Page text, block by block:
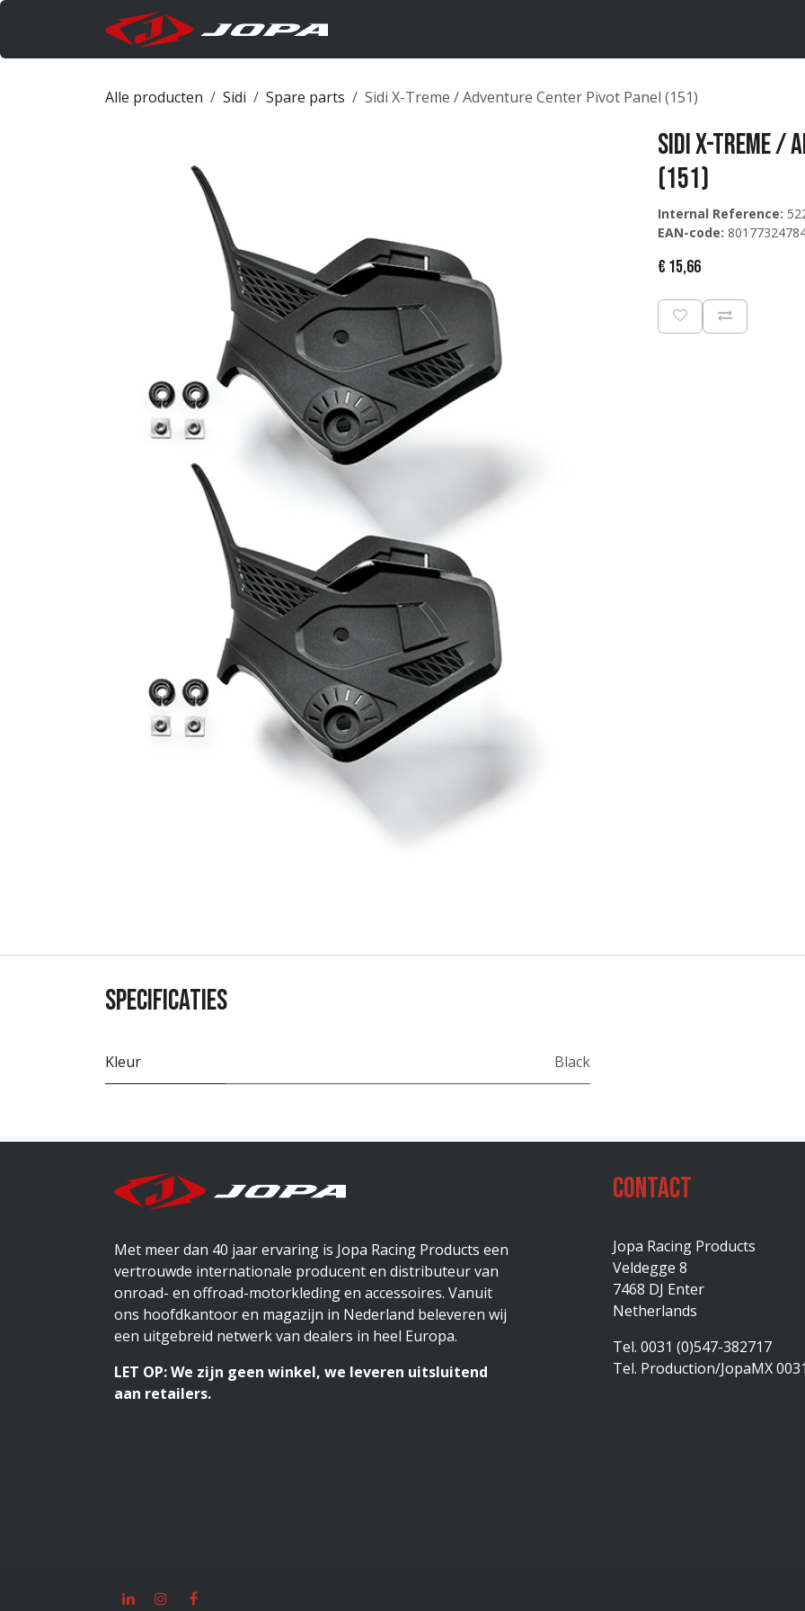
Overslaan naar inhoud
Alle producten Sidi Spare parts Sidi X-Treme / Adventure Center Pivot Panel (151)
Sidi X-Treme /
(151)
Internal Reference:
EAN-code:
€ 15,66
Specificaties
Kleur Black
Met meer dan 40 jaar ervaring is Jopa Racing Products een
vertrouwde internationale producent en distributeur van
onroad- en offroad-motorkleding en accessoires. Vanuit
ons hoofdkantoor en magazijn in Nederland beleveren wij
een uitgebreid netwerk van dealers in heel Europa.
LET OP: We zijn geen winkel, we leveren uitsluitend
aan retailers.
Contact
Jopa Racing Products
Veldegge 8
7468 DJ Enter
Netherlands
Tel. 0031 (0)547-382717
Tel. Production/JopaMX